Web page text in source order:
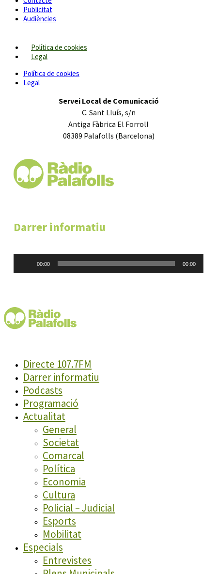
Publicitat
Audiències
Política de cookies
Legal
Política de cookies
Legal
Servei Local de Comunicació
C. Sant Lluís, s/n
Antiga Fàbrica El Forroll
08389 Palafolls (Barcelona)
Darrer informatiu
00:00 00:00
Directe 107.7FM
Darrer informatiu
Podcasts
Programació
Actualitat
General
Societat
Comarcal
Política
Economia
Cultura
Policial – Judicial
Esports
Mobilitat
Especials
Entrevistes